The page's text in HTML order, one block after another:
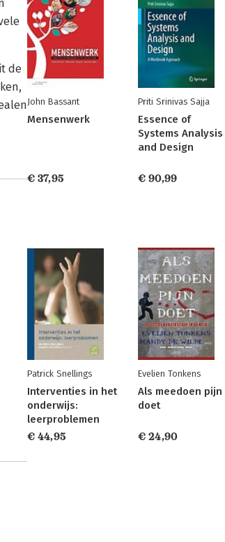
de
John Bassant
Mensenwerk
€ 37,95
Priti Srinivas Sajja
Essence of
Systems Analysis
and Design
€ 90,99
Patrick Snellings
Interventies in het
onderwijs:
leerproblemen
€ 44,95
Evelien Tonkens
Als meedoen pijn
doet
€ 24,90